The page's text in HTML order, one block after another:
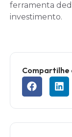
ferramenta
investimento.
Compartilhe